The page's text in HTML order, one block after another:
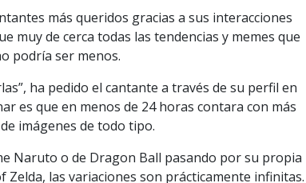
más queridos gracias a sus interacciones
muy de cerca todas las tendencias y memes que
podría ser menos.
ha pedido el cantante a través de su perfil en
es que en menos de 24 horas contara con más
imágenes de todo tipo.
Naruto o de Dragon Ball pasando por su propia
las variaciones son prácticamente infinitas.